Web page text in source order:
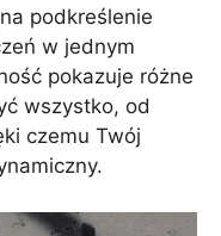
podkreślenie
w jednym
pokazuje różne
wszystko, od
czemu Twój